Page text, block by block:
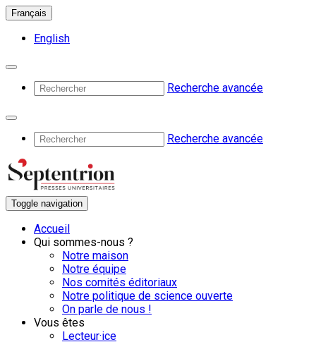
Français
English
Recherche avancée
Recherche avancée
Toggle navigation
Accueil
Qui sommes-nous ?
Notre maison
Notre équipe
Nos comités éditoriaux
Notre politique de science ouverte
On parle de nous !
Vous êtes
Lecteur·ice